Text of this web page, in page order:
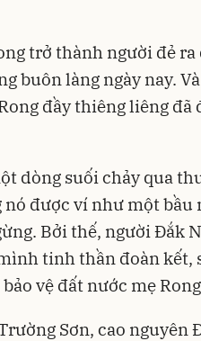
trở thành người đẻ ra
buôn làng ngày nay.
đầy thiêng liêng đã
dòng suối chảy qua
được ví như một bầu
Bởi thế, người Đắk
tinh thần đoàn kết,
vệ đất nước mẹ
Sơn, cao nguyên